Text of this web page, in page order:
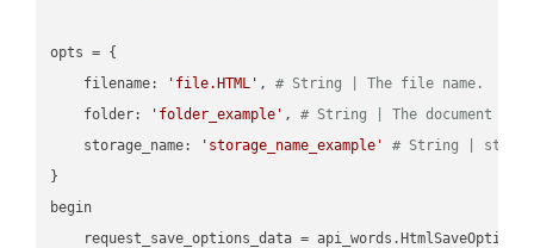
opts = {
    filename:
'file.HTML' , # String | The file name.
    folder:
'folder_example' , # String | The document
    storage_name:
'storage_name_example'
# String |
}
begin
request_save_options_data =